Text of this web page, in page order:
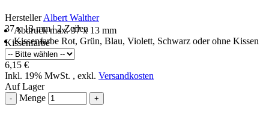
HerstellerAlbert Walther
37 x 13 mm | 2 Zeilen
Abdruck max. 37 x 13 mm
Kissenfarbe Rot, Grün, Blau, Violett, Schwarz oder ohne Kissen
Kissenfarbe
6,15 €
Inkl. 19% MwSt. , exkl. Versandkosten
Auf Lager
- Menge +